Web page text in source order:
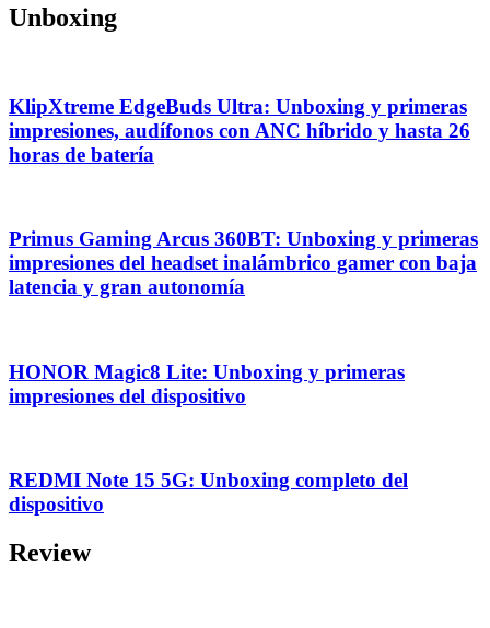
Unboxing
KlipXtreme EdgeBuds Ultra: Unboxing y primeras
impresiones, audífonos con ANC híbrido y hasta 26
horas de batería
Primus Gaming Arcus 360BT: Unboxing y primeras
impresiones del headset inalámbrico gamer con baja
latencia y gran autonomía
HONOR Magic8 Lite: Unboxing y primeras
impresiones del dispositivo
REDMI Note 15 5G: Unboxing completo del
dispositivo
Review